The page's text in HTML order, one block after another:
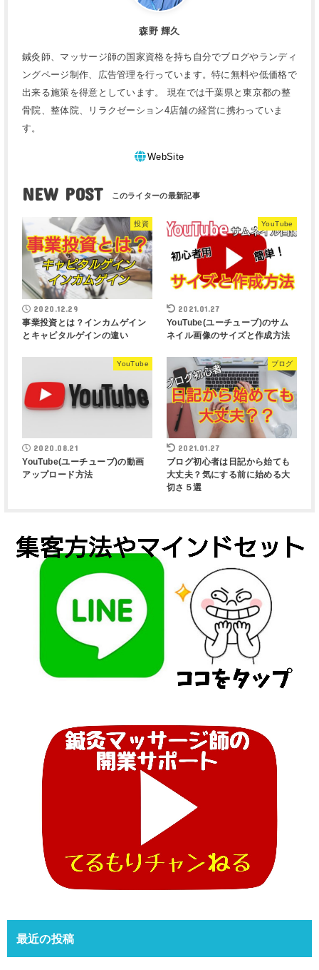
森野 輝久
鍼灸師、マッサージ師の国家資格を持ち自分でブログやランディ
ングページ制作、広告管理を行っています。特に無料や低価格で
出来る施策を得意としています。 現在では千葉県と東京都の整
骨院、整体院、リラクゼーション4店舗の経営に携わっていま
す。
WebSite
NEW POST
投資
2020.12.29
事業投資とは？インカムゲイン
とキャピタルゲインの違い
YouTube
2021.01.27
YouTube(ユーチューブ)のサム
ネイル画像のサイズと作成方法
YouTube
2020.08.21
YouTube(ユーチューブ)の動画
アップロード方法
ブログ
2021.01.27
ブログ初心者は日記から始ても
大丈夫？気にする前に始める大
切さ５選
最近の投稿